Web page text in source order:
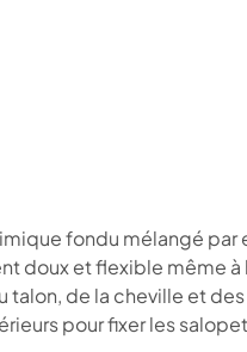
fondu mélangé par
doux et flexible même
de la cheville et
pour fixer les